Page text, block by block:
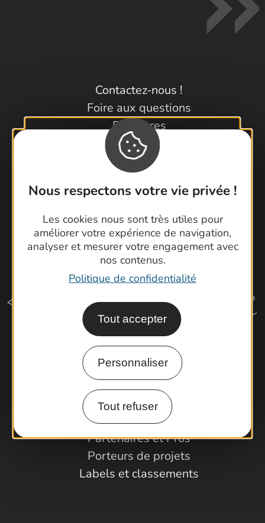
Nous respectons votre vie privée !
Les cookies nous sont très utiles pour
améliorer votre expérience de navigation,
analyser et mesurer votre engagement avec
nos contenus.
Politique de confidentialité
Tout accepter
Personnaliser
Tout refuser
Contactez-nous !
Foire aux questions
Brochures
Cartoguides et Topoguides
Latitude Gard
Comment venir ?
Espace Pro
Observatoire
Partenaires et Pros
Porteurs de projets
Labels et classements